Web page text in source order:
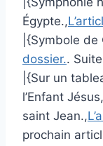
Égypte.,
|{Symbole
dossier..
|{Sur un
l’Enfant
saint Jean.,
prochain